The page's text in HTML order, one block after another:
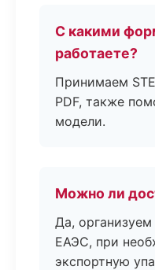
С какими
работаете?
Принимаем
PDF, также
модели.
Можно ли
Да,
ЕАЭС, при
экспортную